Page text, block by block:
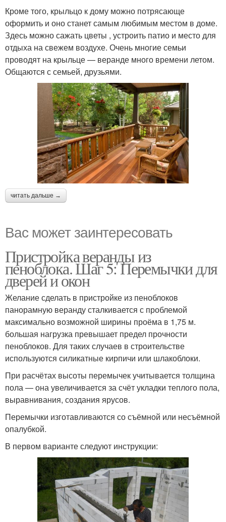
Кроме того, крыльцо к дому можно потрясающе
оформить и оно станет самым любимым местом в доме.
Здесь можно сажать цветы , устроить патио и место для
отдыха на свежем воздухе. Очень многие семьи
проводят на крыльце — веранде много времени летом.
Общаются с семьей, друзьями.
читать дальше →
Вас может заинтересовать
Пристройка веранды из
пеноблока. Шаг 5: Перемычки для
дверей и окон
Желание сделать в пристройке из пеноблоков
панорамную веранду сталкивается с проблемой
максимально возможной ширины проёма в 1,75 м.
большая нагрузка превышает предел прочности
пеноблоков. Для таких случаев в строительстве
используются силикатные кирпичи или шлакоблоки.
При расчётах высоты перемычек учитывается толщина
пола — она увеличивается за счёт укладки теплого пола,
выравнивания, создания ярусов.
Перемычки изготавливаются со съёмной или несъёмной
опалубкой.
В первом варианте следуют инструкции: